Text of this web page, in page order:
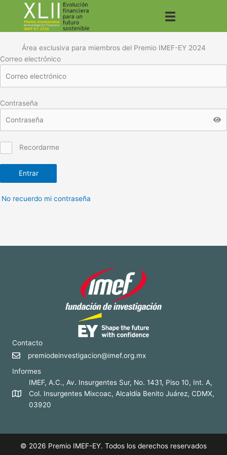
contenido
Área exclusiva para miembros del Premio IMEF-EY 2024
Correo electrónico
Contraseña
Recordarme
Entrar
No recuerdo mi contraseña
Contacto
premiodeinvestigacion@imef.org.mx
Informes
IMEF, A.C., Av. Insurgentes Sur, No. 1431, Piso 10, Int. A,
Col. Insurgentes Mixcoac, Alcaldía Benito Juárez, CDMX,
03920
© 2026 Premio IMEF-EY. Todos los derechos reservados